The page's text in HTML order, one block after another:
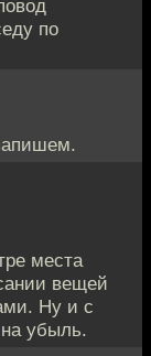
по
места
вещей
Ну и с
убыль.